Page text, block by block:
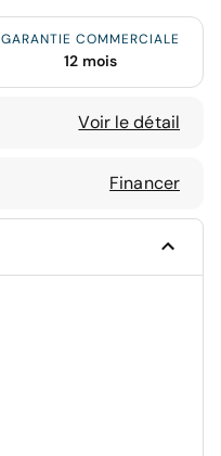
GARANTIE COMMERCIALE
12 mois
Voir le détail
Financer